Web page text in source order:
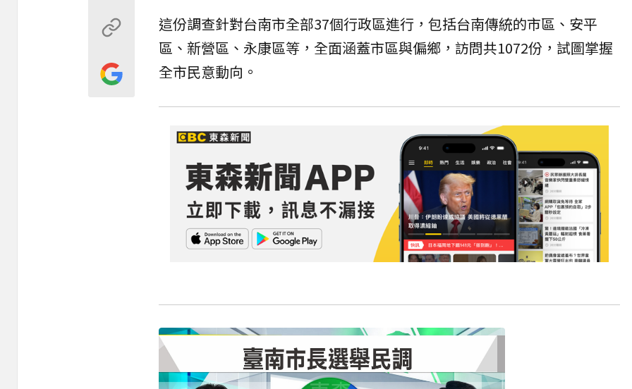
這份調查針對台南市全部37個行政區進行，包括台南傳統的市區、安平
區、新營區、永康區等，全面涵蓋市區與偏鄉，訪問共1072份，試圖掌握
全市民意動向。